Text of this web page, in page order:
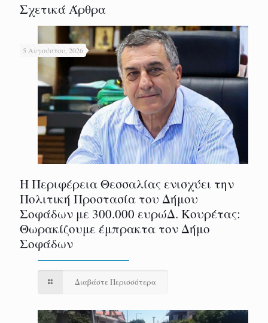
Σχετικά Άρθρα
5 Αυγούστου, 2026
Η Περιφέρεια Θεσσαλίας ενισχύει την
Πολιτική Προστασία του Δήμου
Σοφάδων με 300.000 ευρώΔ. Κουρέτας:
Θωρακίζουμε έμπρακτα τον Δήμο
Σοφάδων
Διαβάστε Περισσότερα